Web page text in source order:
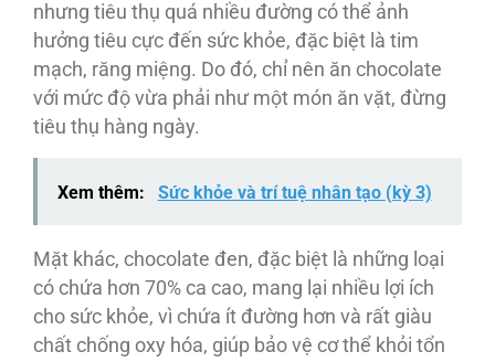
nhưng tiêu thụ quá nhiều đường có thể ảnh
hưởng tiêu cực đến sức khỏe, đặc biệt là tim
mạch, răng miệng. Do đó, chỉ nên ăn chocolate
với mức độ vừa phải như một món ăn vặt, đừng
tiêu thụ hàng ngày.
Xem thêm: Sức khỏe và trí tuệ nhân tạo (kỳ 3)
Mặt khác, chocolate đen, đặc biệt là những loại
có chứa hơn 70% ca cao, mang lại nhiều lợi ích
cho sức khỏe, vì chứa ít đường hơn và rất giàu
chất chống oxy hóa, giúp bảo vệ cơ thể khỏi tổn